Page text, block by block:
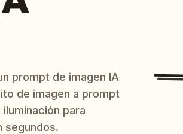
prompt de imagen IA
de imagen a prompt
para
segundos.